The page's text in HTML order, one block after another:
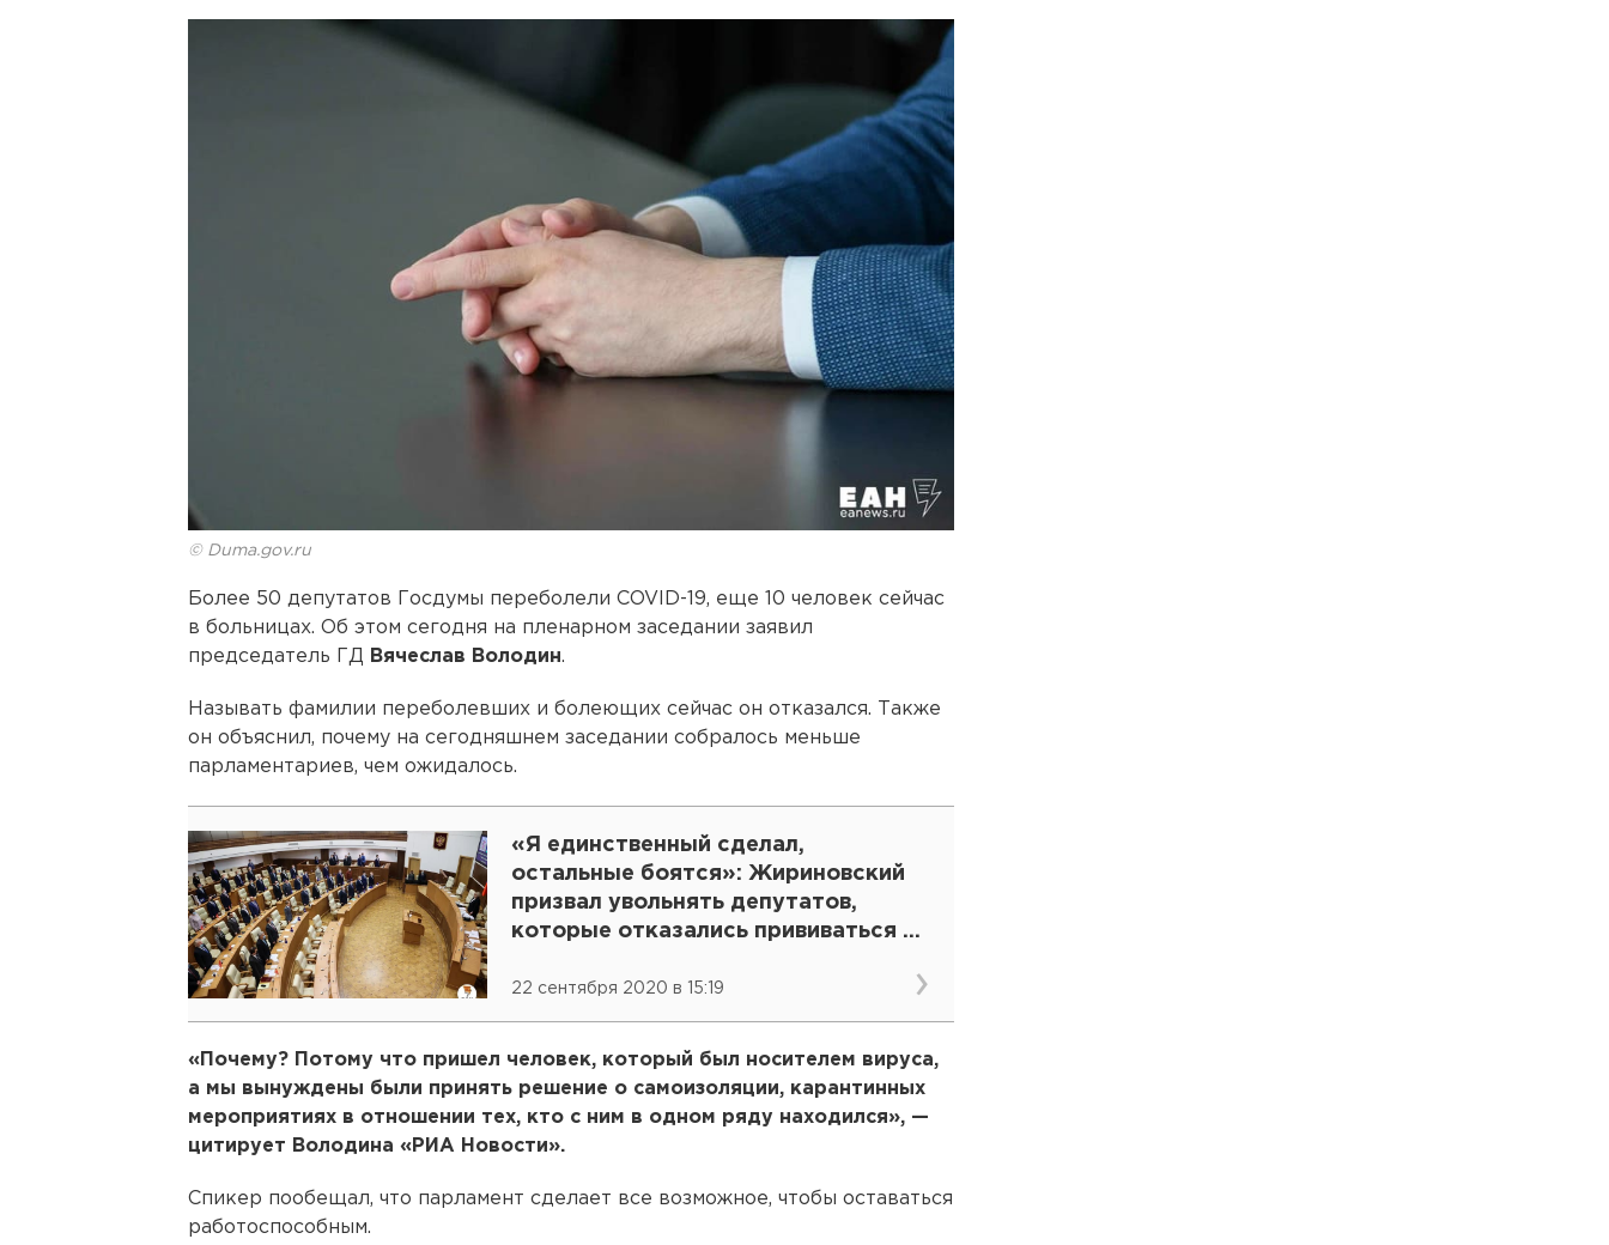
© Duma.gov.ru
Более 50 депутатов Госдумы переболели COVID-19, еще 10 человек сейчас
в больницах. Об этом сегодня на пленарном заседании заявил
председатель ГД Вячеслав Володин.
Называть фамилии переболевших и болеющих сейчас он отказался. Также
он объяснил, почему на сегодняшнем заседании собралось меньше
парламентариев, чем ожидалось.
«Я единственный сделал,
остальные боятся»: Жириновский
призвал увольнять депутатов,
которые отказались прививаться от
22 сентября 2020 в 15:19
«Почему? Потому что пришел человек, который был носителем вируса,
а мы вынуждены были принять решение о самоизоляции, карантинных
мероприятиях в отношении тех, кто с ним в одном ряду находился», —
цитирует Володина «РИА Новости».
Спикер пообещал, что парламент сделает все возможное, чтобы оставаться
работоспособным.